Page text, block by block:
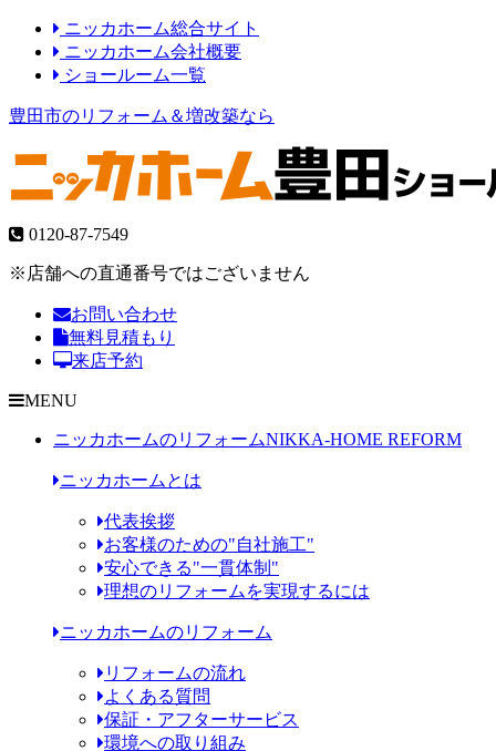
ニッカホーム総合サイト
ニッカホーム会社概要
ショールーム一覧
豊田市のリフォーム＆増改築なら
0120-87-7549
※店舗への直通番号ではございません
お問い合わせ
無料見積もり
来店予約
MENU
ニッカホームのリフォームNIKKA-HOME REFORM
ニッカホームとは
代表挨拶
お客様のための"自社施工"
安心できる"一貫体制"
理想のリフォームを実現するには
ニッカホームのリフォーム
リフォームの流れ
よくある質問
保証・アフターサービス
環境への取り組み